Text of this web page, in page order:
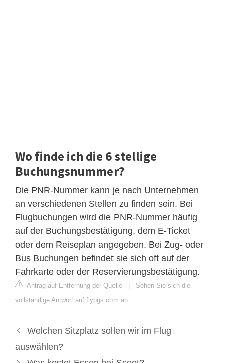
Wo finde ich die 6 stellige
Buchungsnummer?
Die PNR-Nummer kann je nach Unternehmen
an verschiedenen Stellen zu finden sein. Bei
Flugbuchungen wird die PNR-Nummer häufig
auf der Buchungsbestätigung, dem E-Ticket
oder dem Reiseplan angegeben. Bei Zug- oder
Bus Buchungen befindet sie sich oft auf der
Fahrkarte oder der Reservierungsbestätigung.
Antrag auf Entfernung der Quelle | Sehen Sie sich die
vollständige Antwort auf flypgs.com an
Welchen Sitzplatz sollen wir im Flug
auswählen?